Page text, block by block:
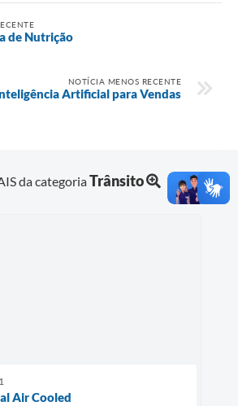
de Nutrição
NOTÍCIA MENOS RECENTE
Artificial para Vendas
da categoriaTrânsito
Air Cooled